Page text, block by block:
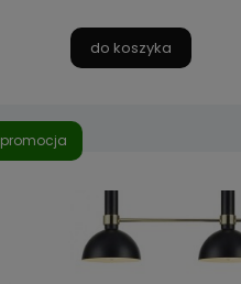
do koszyka
promocja